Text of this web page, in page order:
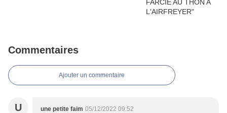
Commentaires
Ajouter un commentaire
U une petite faim 05/12/2022 09:52